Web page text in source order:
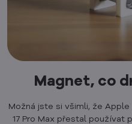
Magnet, co
Možná jste si všimli, že Apple
17 Pro Max přestal používat